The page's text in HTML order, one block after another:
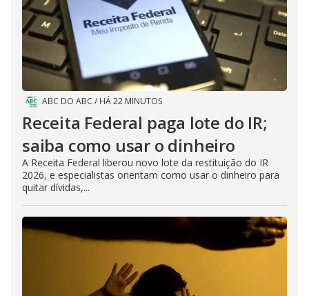
ABC DO ABC / HÁ 22 MINUTOS
Receita Federal paga lote do IR;
saiba como usar o dinheiro
A Receita Federal liberou novo lote da restituição do IR
2026, e especialistas orientam como usar o dinheiro para
quitar dívidas,...